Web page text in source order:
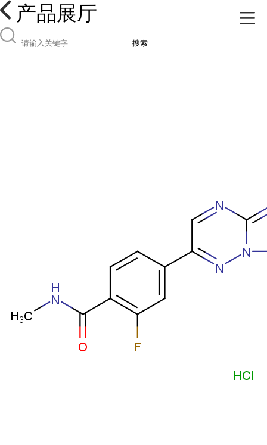
产品展厅
搜索